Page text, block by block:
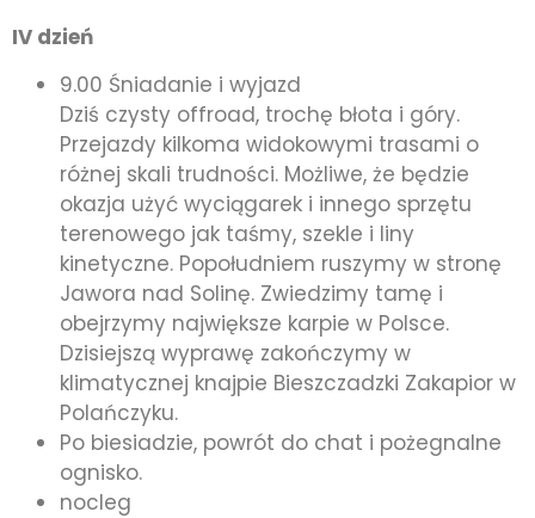
IV dzień
9.00 Śniadanie i wyjazd
Dziś czysty offroad, trochę błota i góry.
Przejazdy kilkoma widokowymi trasami o
różnej skali trudności. Możliwe, że będzie
okazja użyć wyciągarek i innego sprzętu
terenowego jak taśmy, szekle i liny
kinetyczne. Popołudniem ruszymy w stronę
Jawora nad Solinę. Zwiedzimy tamę i
obejrzymy największe karpie w Polsce.
Dzisiejszą wyprawę zakończymy w
klimatycznej knajpie Bieszczadzki Zakapior w
Polańczyku.
Po biesiadzie, powrót do chat i pożegnalne
ognisko.
nocleg